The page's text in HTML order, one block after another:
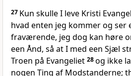
27 Kun skulle I leve Kristi
hvad enten jeg kommer og ser
fraværende, jeg dog kan høre
een Ånd, så at I med een Sjæl
Troen på Evangeliet 28og ikke
nogen Ting af Modstanderne;